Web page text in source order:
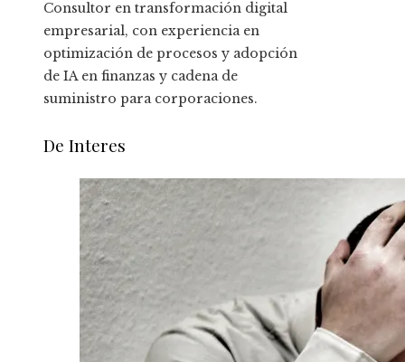
Consultor en transformación digital
empresarial, con experiencia en
optimización de procesos y adopción
de IA en finanzas y cadena de
suministro para corporaciones.
De Interes